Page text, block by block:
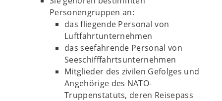
Personengruppen an:
das fliegende Personal von
Luftfahrtunternehmen
das seefahrende Personal von
Seeschifffahrtsunternehmen
Mitglieder des zivilen Gefolges und
Angehörige des NATO-
Truppenstatuts, deren Reisepass